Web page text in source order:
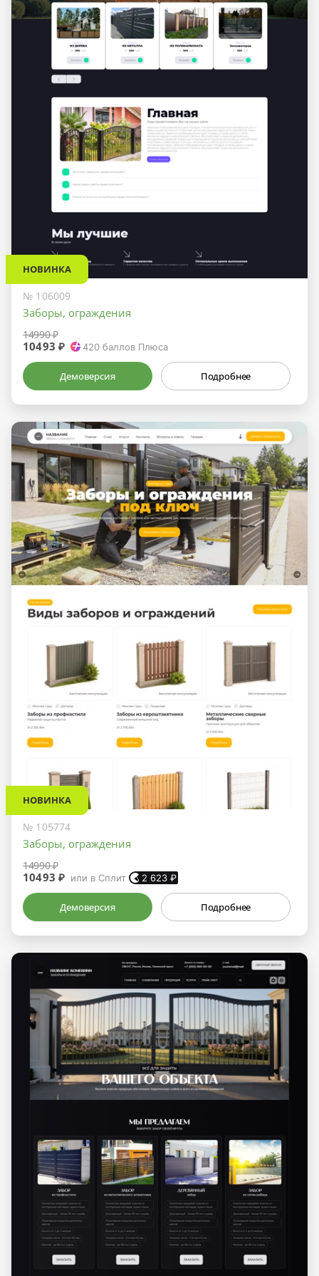
НОВИНКА
№ 106009
Заборы, ограждения
14990 ₽
10493 ₽ 420 баллов Плюса
Демоверсия Подробнее
НОВИНКА
№ 105774
Заборы, ограждения
14990 ₽
10493 ₽ или в Сплит 2 623 ₽
Демоверсия Подробнее